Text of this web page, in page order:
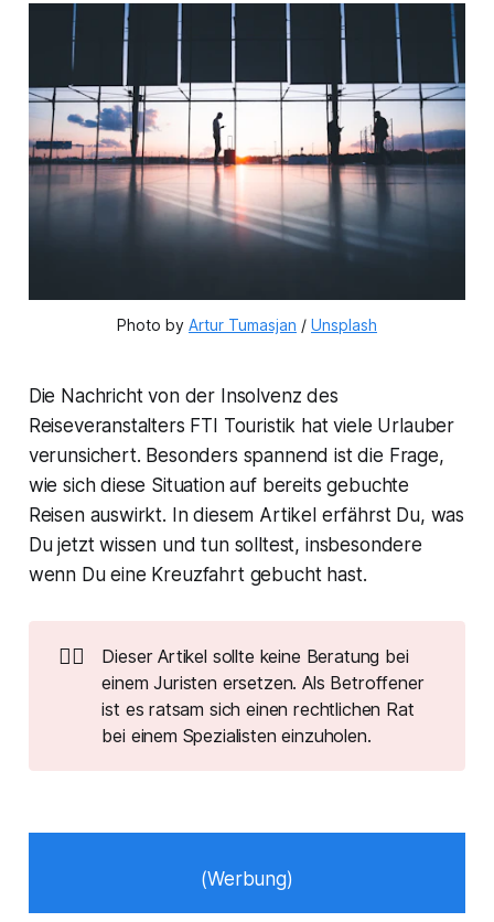
Photo by Artur Tumasjan / Unsplash
Die Nachricht von der Insolvenz des
Reiseveranstalters FTI Touristik hat viele Urlauber
verunsichert. Besonders spannend ist die Frage,
wie sich diese Situation auf bereits gebuchte
Reisen auswirkt. In diesem Artikel erfährst Du, was
Du jetzt wissen und tun solltest, insbesondere
wenn Du eine Kreuzfahrt gebucht hast.
🧑‍⚖️
Dieser Artikel sollte keine Beratung bei
einem Juristen ersetzen. Als Betroffener
ist es ratsam sich einen rechtlichen Rat
bei einem Spezialisten einzuholen.
(Werbung)